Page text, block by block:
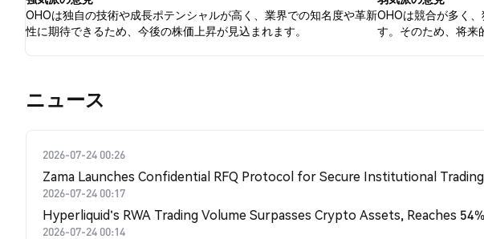
OHOは独自の技術や成長ポテンシャルが高く、業界での知名度や革新
性に期待できるため、今後の株価上昇が見込まれます。
OHOは競合が多く
す。そのため、将来
​​ニュース​​
2026-07-24 00:26
Zama Launches Confidential RFQ Protocol for Secure Institutional Trading
2026-07-24 00:17
Hyperliquid's RWA Trading Volume Surpasses Crypto Assets, Reaches
2026-07-24 00:14